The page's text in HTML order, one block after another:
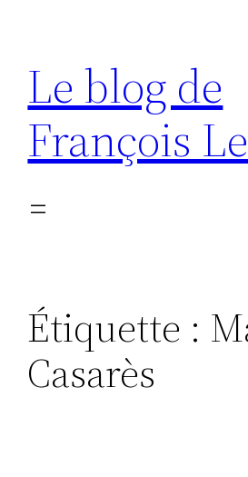
contenu
Le blog de
François
Étiquette :
Casarès